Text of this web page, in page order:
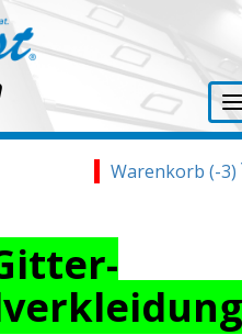
Warenkorb (-3)